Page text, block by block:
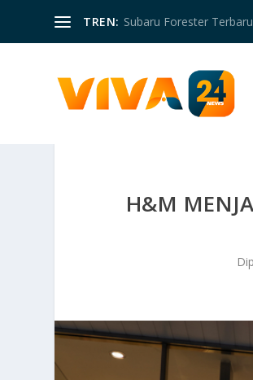
TREN: Subaru Forester
H&M